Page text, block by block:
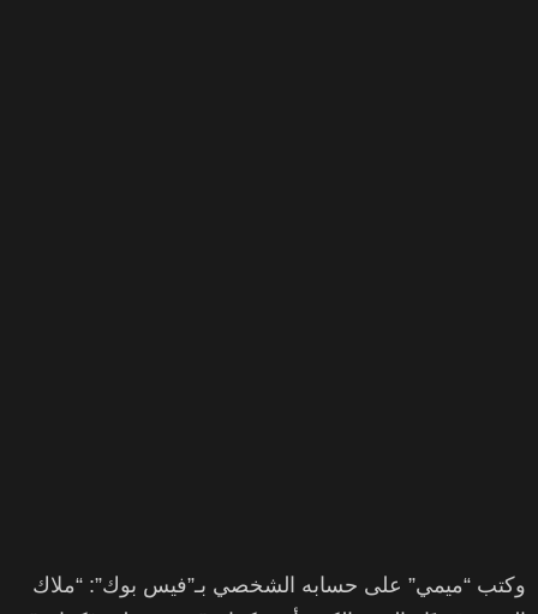
وكتب “ميمي” على حسابه الشخصي بـ”فيس بوك”: “ملاك